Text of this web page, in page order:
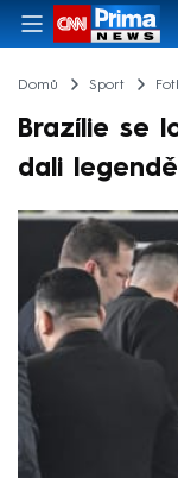
Domů Sport
Brazílie se
dali